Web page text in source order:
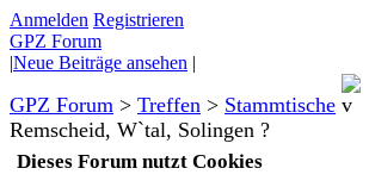
Anmelden Registrieren
GPZ Forum
|Neue Beiträge ansehen |
GPZ Forum > Treffen > Stammtische
Remscheid, W`tal, Solingen ?
Dieses Forum nutzt Cookies